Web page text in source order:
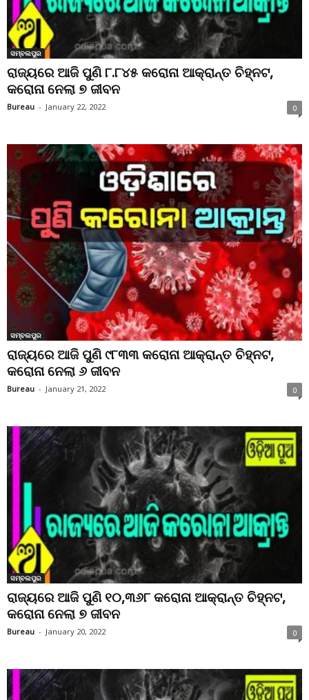
ସମ୍ବଲପୁର
ରାଜ୍ୟରେ ଆଜି ପୁଣି ୮.୮୪୫ କରୋନା ଆକ୍ରାନ୍ତ ଚିହ୍ନଟ,
କରୋନା ନେଲା ୭ ଜୀବନ
Bureau - January 22, 2022 0
ସମ୍ବଲପୁର
ରାଜ୍ୟରେ ଆଜି ପୁଣି ୯୮୩୩ କରୋନା ଆକ୍ରାନ୍ତ ଚିହ୍ନଟ,
କରୋନା ନେଲା ୬ ଜୀବନ
Bureau - January 21, 2022 0
ସମ୍ବଲପୁର
ରାଜ୍ୟରେ ଆଜି ପୁଣି ୧୦,୩୬୮ କରୋନା ଆକ୍ରାନ୍ତ ଚିହ୍ନଟ,
କରୋନା ନେଲା ୭ ଜୀବନ
Bureau - January 20, 2022 0